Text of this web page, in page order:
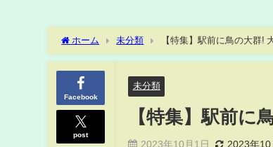
ホーム 未分類 【特集】駅前に鳥の大群!
Facebook
post
未分類
【特集】駅前に
2023年10月1日 2023年10